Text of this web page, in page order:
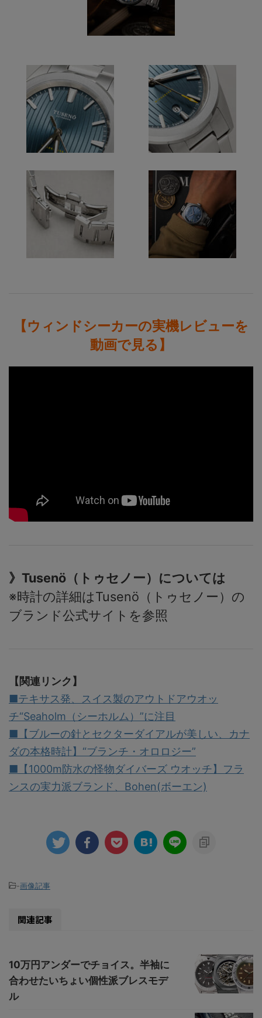
【ウィンドシーカーの実機レビューを
動画で見る】
》Tusenö（トゥセノー）については
※時計の詳細はTusenö（トゥセノー）の
ブランド公式サイトを参照
【関連リンク】
■テキサス発、スイス製のアウトドアウオッ
チ“Seaholm（シーホルム）”に注目
■【ブルーの針とセクターダイアルが美しい、カナ
ダの本格時計】“ブランチ・オロロジー”
■【1000m防水の怪物ダイバーズ ウオッチ】フラ
ンスの実力派ブランド、Bohen(ボーエン)
-画像記事
関連記事
10万円アンダーでチョイス。半袖に
合わせたいちょい個性派ブレスモデ
ル